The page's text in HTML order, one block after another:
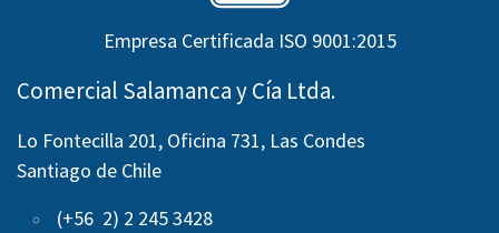
Empresa Certificada ISO 9001:2015
Comercial Salamanca y Cía Ltda.
Lo Fontecilla 201, Oficina 731, Las Condes
Santiago de Chile
(+56 2) 2 245 3428